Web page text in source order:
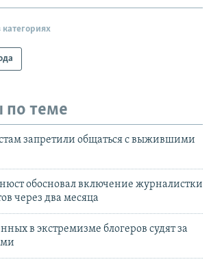
категориях
теме
запретили общаться с выжившими
обосновал включение журналистки
через два месяца
в экстремизме блогеров судят за